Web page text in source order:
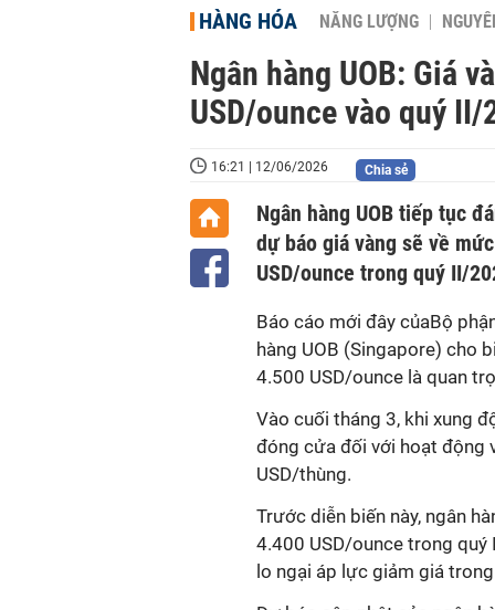
HÀNG HÓA NĂNG LƯỢNG
Ngân hàng UOB: Giá
USD/ounce vào quý II/
16:21 | 12/06/2026 Chia sẻ
Ngân hàng UOB tiếp tục
dự báo giá vàng sẽ về
USD/ounce trong quý II/
Báo cáo mới đây củaBộ
hàng UOB (Singapore) cho
4.500 USD/ounce là quan
Vào cuối tháng 3, khi xung
đóng cửa đối với hoạt động
USD/thùng.
Trước diễn biến này, ngân
4.400 USD/ounce trong
lo ngại áp lực giảm giá